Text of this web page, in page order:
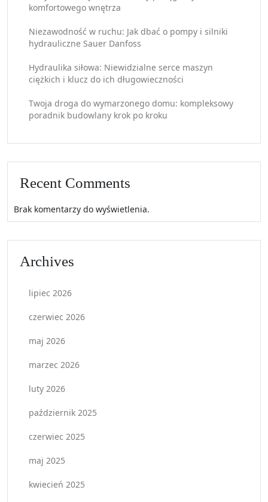
komfortowego wnętrza
Niezawodność w ruchu: Jak dbać o pompy i silniki
hydrauliczne Sauer Danfoss
Hydraulika siłowa: Niewidzialne serce maszyn
ciężkich i klucz do ich długowieczności
Twoja droga do wymarzonego domu: kompleksowy
poradnik budowlany krok po kroku
Recent Comments
Brak komentarzy do wyświetlenia.
Archives
lipiec 2026
czerwiec 2026
maj 2026
marzec 2026
luty 2026
październik 2025
czerwiec 2025
maj 2025
kwiecień 2025